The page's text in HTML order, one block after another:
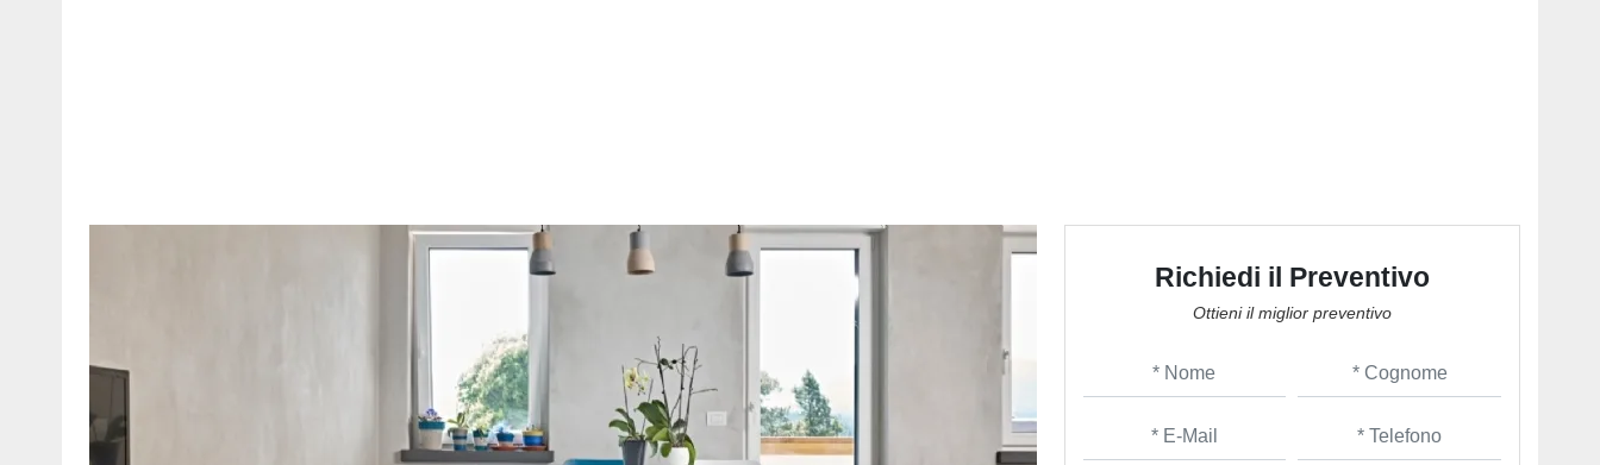
Richiedi il Preventivo
Ottieni il miglior preventivo